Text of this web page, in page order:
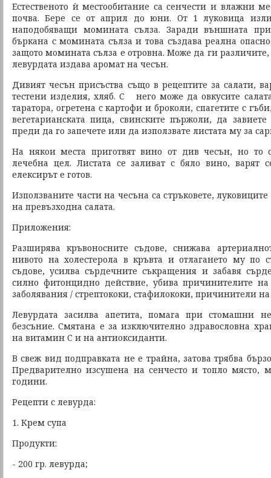
Естественото ѝ местообитание са сенчести и влажни
почва. Бере се от април до юни. От 1 луковица
наподобяващи момината сълза. Заради външната
бъркана с момината сълза и това създава реална
защото момината сълза е отровна. Може да ги различите,
левурдата издава аромат на чесън.
Дивият чесън присъства също в рецептите за салати,
тестени изделия, хляб. С него може да овкусите
таратора, огретена с картофи и броколи, спагетите с
вегетарианската пица, свинските пържоли, да
преди да го запечете или да използвате листата му за
На някои места приготвят вино от див чесън, но то
лечебна цел. Листата се заливат с бяло вино, варят
елексирът е готов.
Използваните части на чесъна са стръковете, луковиците
на превъзходна салата.
Приложения:
Разширява кръвоносните съдове, снижава
нивото на холестерола в кръвта и отлагането му по
съдове, усилва сърдечните съкращения и забавя
силно фитонцидно действие, убива причинителите
заболявания / стрептококи, стафилококи, причинители
Левурдата засилва апетита, помага при стомашни
безсъние. Смятана е за изключително здравословна
на витамин С и на антиоксиданти.
В свеж вид подправката не е трайна, затова трябва
Предварително изсушена на сенчесто и топло
години.
Рецепти с левурда:
1. Крем супа
Продукти:
- 200 гр. левурда;